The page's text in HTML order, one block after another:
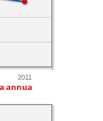
2011
annua